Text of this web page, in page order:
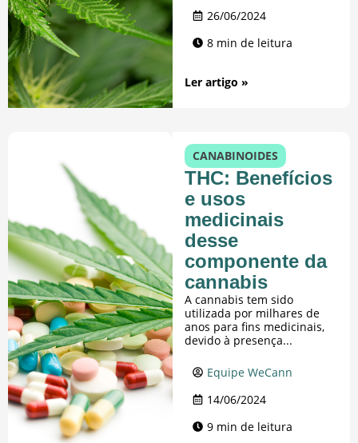
26/06/2024
8 min de leitura
Ler artigo »
CANABINOIDES
THC: Benefícios
e usos
medicinais
desse
componente da
cannabis
A cannabis tem sido
utilizada por milhares de
anos para fins medicinais,
devido à presença...
Equipe WeCann
14/06/2024
9 min de leitura